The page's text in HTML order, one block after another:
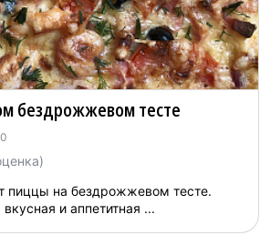
бездрожжевом тесте
пиццы на бездрожжевом тесте.
и аппетитная ...